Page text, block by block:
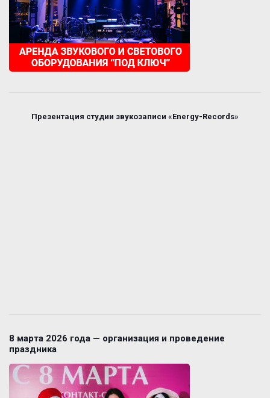
Презентация студии звукозаписи «Energy-Records»
8 марта 2026 года — организация и проведение
праздника